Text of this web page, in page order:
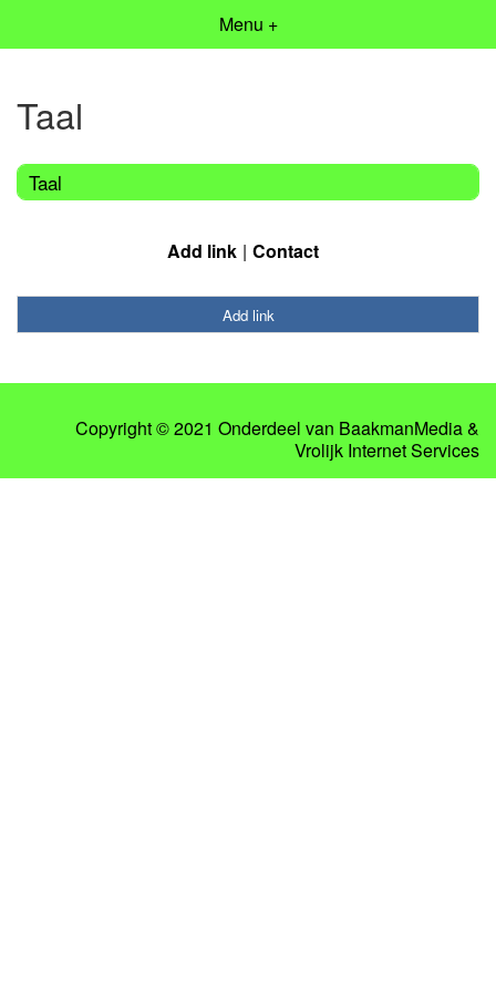
Menu +
Taal
Taal
Add link Contact
Add link
Copyright © 2021 Onderdeel van BaakmanMedia&
Vrolijk Internet Services